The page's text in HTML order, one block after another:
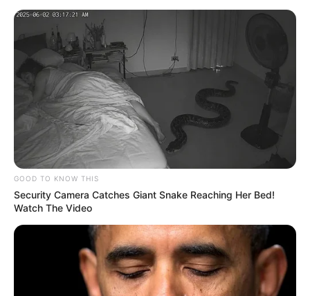
COMPARTIR
UNIRSE AL CANAL DE WHATSAPP
Mi Casa Yaes un programa gubernamental que
proporcionasubsidiospara facilitar la adquisición de
viviendas nuevas de interés social y prioritario a los
hogares más necesitados. Sin embargo, para acceder a
este apoyo, los solicitantes deben tener una clasificación
en elSisbén IV entre A1 y D20, además de cumplir con
otros requisitos establecidos por el
Vivienda.
Lea También:Dos preseas doradas ganó la Esgrima
Tolimense en Copa Nacional
Lamentablemente, muchospreseleccionados se
enfrentan a un problema debido a la reciente
GOOD TO KNOW THIS
Security Camera Catches Giant Snake Reaching Her Bed!
Watch The Video